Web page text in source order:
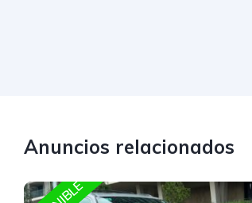
Anuncios relacionados